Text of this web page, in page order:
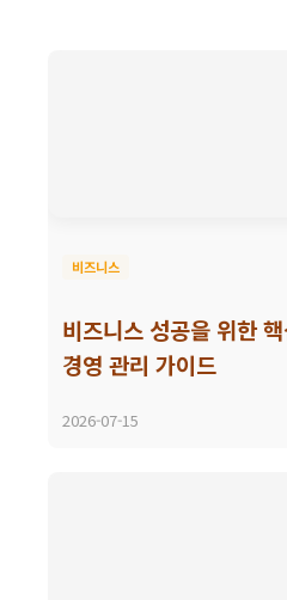
비즈니스
비즈니스 성공을 위한
경영 관리 가이드
2026-07-15